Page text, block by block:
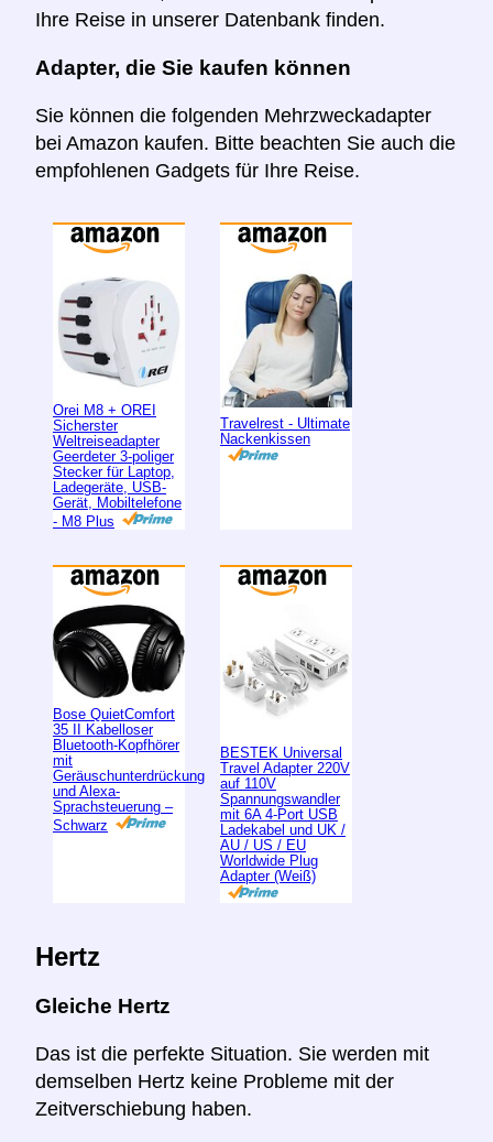
Ihre Reise in unserer Datenbank finden.
Adapter, die Sie kaufen können
Sie können die folgenden Mehrzweckadapter
bei Amazon kaufen. Bitte beachten Sie auch die
empfohlenen Gadgets für Ihre Reise.
Orei M8 + OREI
Sicherster
Weltreiseadapter
Geerdeter 3-poliger
Stecker für Laptop,
Ladegeräte, USB-
Gerät, Mobiltelefone
- M8 Plus
Travelrest - Ultimate
Nackenkissen
Bose QuietComfort
35 II Kabelloser
Bluetooth-Kopfhörer
mit
Geräuschunterdrückung
und Alexa-
Sprachsteuerung –
Schwarz
BESTEK Universal
Travel Adapter 220V
auf 110V
Spannungswandler
mit 6A 4-Port USB
Ladekabel und UK /
AU / US / EU
Worldwide Plug
Adapter (Weiß)
Hertz
Gleiche Hertz
Das ist die perfekte Situation. Sie werden mit
demselben Hertz keine Probleme mit der
Zeitverschiebung haben.